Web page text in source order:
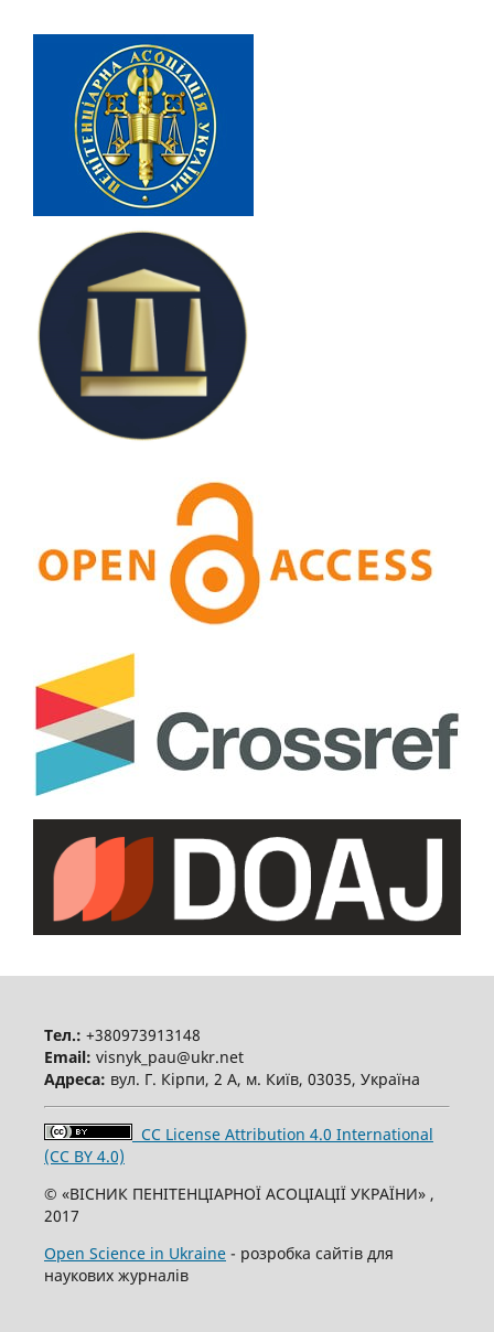
Тел.: +380973913148
Email: visnyk_pau@ukr.net
Адреса: вул. Г. Кірпи, 2 А, м. Київ, 03035, Україна
CC License Attribution 4.0 International
(CC BY 4.0)
© «ВІСНИК ПЕНІТЕНЦІАРНОЇ АСОЦІАЦІЇ УКРАЇНИ» ,
2017
Open Science in Ukraine- розробка сайтів для
наукових журналів